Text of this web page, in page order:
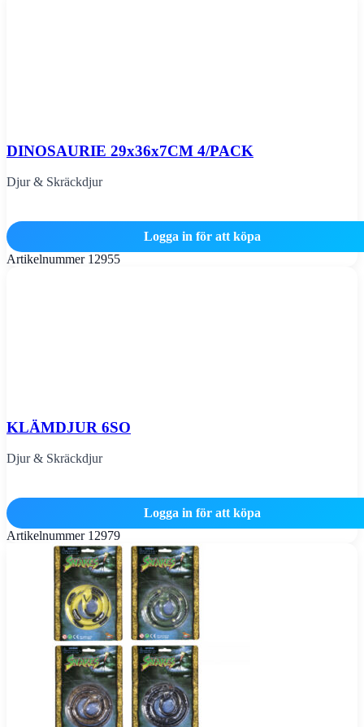
DINOSAURIE 29x36x7CM 4/PACK
Djur & Skräckdjur
Logga in för att köpa
Artikelnummer 12955
KLÄMDJUR 6SO
Djur & Skräckdjur
Logga in för att köpa
Artikelnummer 12979